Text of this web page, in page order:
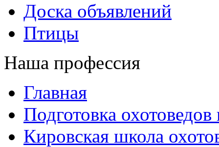
Доска объявлений
Птицы
Наша профессия
Главная
Подготовка
Кировская школа